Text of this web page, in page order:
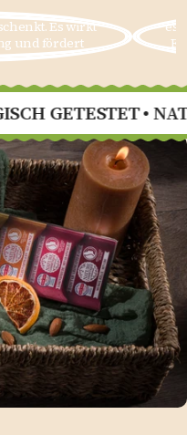
Duft, der
Es wirkt
und fördert
Energie in
es
•